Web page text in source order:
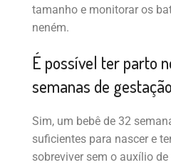
tamanho e monitorar os
neném.
É possível ter parto
semanas de
Sim, um bebê de 32
suficientes para nascer e
sobreviver sem o auxílio de